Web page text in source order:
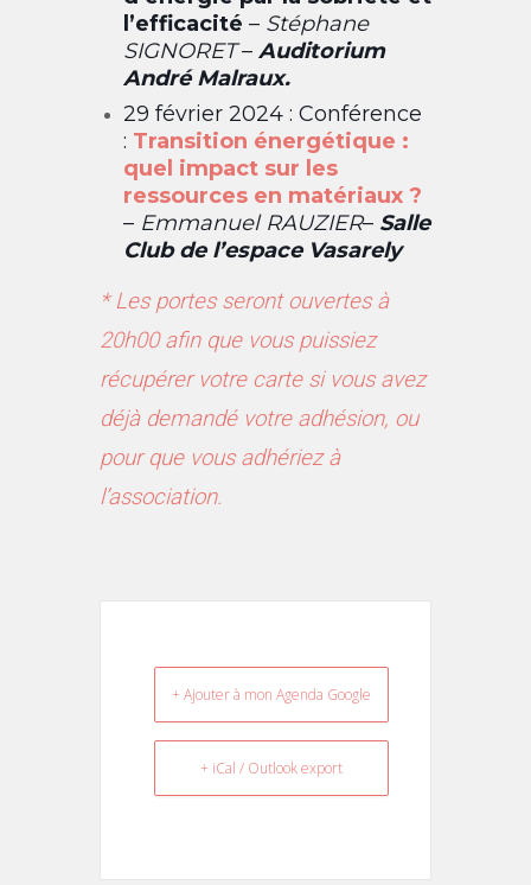
l’efficacité – Stéphane
SIGNORET– Auditorium
André Malraux.
29 février 2024 : Conférence
: Transition énergétique :
quel impact sur les
ressources en matériaux ?
– Emmanuel RAUZIER– Salle
Club de l’espace Vasarely
* Les portes seront ouvertes à
20h00 afin que vous puissiez
récupérer votre carte si vous avez
déjà demandé votre adhésion, ou
pour que vous adhériez à
l’association.
+ Ajouter à mon Agenda Google
+ iCal / Outlook export